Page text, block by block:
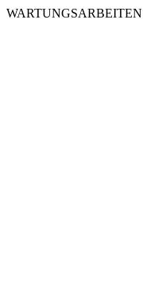
WARTUNGSARBEITEN